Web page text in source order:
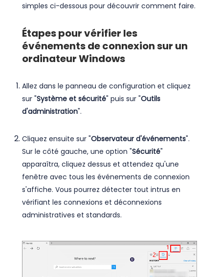
simples ci-dessous pour découvrir comment faire.
Étapes pour vérifier les
événements de connexion sur un
ordinateur Windows
Allez dans le panneau de configuration et cliquez
sur "Système et sécurité" puis sur "Outils
d'administration".
Cliquez ensuite sur "Observateur d'événements".
Sur le côté gauche, une option "Sécurité"
apparaîtra, cliquez dessus et attendez qu'une
fenêtre avec tous les événements de connexion
s'affiche. Vous pourrez détecter tout intrus en
vérifiant les connexions et déconnexions
administratives et standards.